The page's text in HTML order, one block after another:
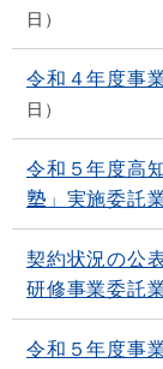
日
令和４年度事
日
令和５年度高
塾」実施委託
契約状況の公
研修事業委託
令和５年度事